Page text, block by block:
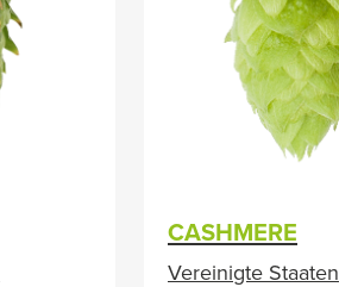
CASHMERE
Vereinigte Staaten